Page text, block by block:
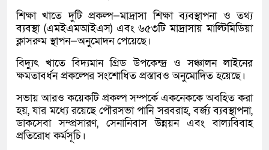
শিক্ষা খাতে দুটি প্রকল্প—মাদ্রাসা শিক্ষা ব্যবস্থাপনা ও তথ্য
ব্যবস্থা (এমইএমআইএস) এবং ৬৫৩টি মাদ্রাসায় মাল্টিমিডিয়া
ক্লাসরুম স্থাপন—অনুমোদন পেয়েছে।
বিদ্যুৎ খাতে বিদ্যমান গ্রিড উপকেন্দ্র ও সঞ্চালন লাইনের
ক্ষমতাবর্ধন প্রকল্পের সংশোধিত প্রস্তাবও অনুমোদিত হয়েছে।
সভায় আরও কয়েকটি প্রকল্প সম্পর্কে একনেককে অবহিত করা
হয়, যার মধ্যে রয়েছে পৌরসভা পানি সরবরাহ, বর্জ্য ব্যবস্থাপনা,
ডাকসেবা সম্প্রসারণ, সেনানিবাস উন্নয়ন এবং বাল্যবিবাহ
প্রতিরোধ কর্মসূচি।